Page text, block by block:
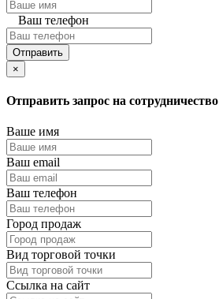
Ваш телефон
Отправить
×
Отправить запрос на сотрудничество
Ваше имя
Ваш email
Ваш телефон
Город продаж
Вид торговой точки
Ссылка на сайт